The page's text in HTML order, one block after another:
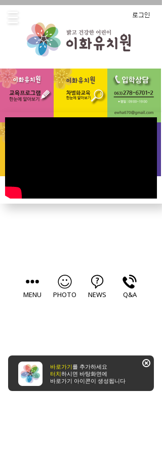
MENU PHOTO NEWS Q&A
바로가기를 추가하세요
터치하시면 바탕화면에
바로가기 아이콘이 생성됩니다